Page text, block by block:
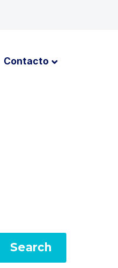
Contacto
Search